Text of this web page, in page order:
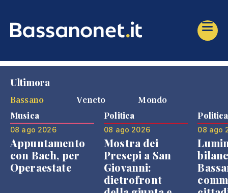
Ultimora
Bassano
Veneto Mondo
Musica
08 ago 2026
Appuntamento
con Bach, per
Operaestate
Politica
08 ago 2026
Mostra dei
Presepi a San
Giovanni:
dietrofront
Politica
08 ago